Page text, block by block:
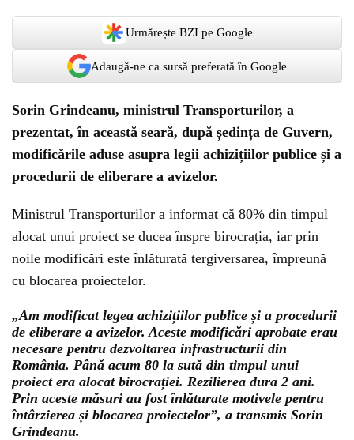
Urmărește BZI pe Google
Adaugă-ne ca sursă preferată în Google
Sorin Grindeanu, ministrul Transporturilor, a
prezentat, în această seară, după ședința de Guvern,
modificările aduse asupra legii achizițiilor publice și a
procedurii de eliberare a avizelor.
Ministrul Transporturilor a informat că 80% din timpul
alocat unui proiect se ducea înspre birocrația, iar prin
noile modificări este înlăturată tergiversarea, împreună
cu blocarea proiectelor.
„Am modificat legea achizițiilor publice și a procedurii
de eliberare a avizelor. Aceste modificări aprobate erau
necesare pentru dezvoltarea infrastructurii din
România. Până acum 80 la sută din timpul unui
proiect era alocat birocrației. Rezilierea dura 2 ani.
Prin aceste măsuri au fost înlăturate motivele pentru
întârzierea și blocarea proiectelor”, a transmis Sorin
Grindeanu.